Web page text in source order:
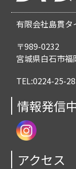
有限会社島貫タ
〒989-0232
宮城県白石市
TEL:0224-25-
情報発信
アクセス